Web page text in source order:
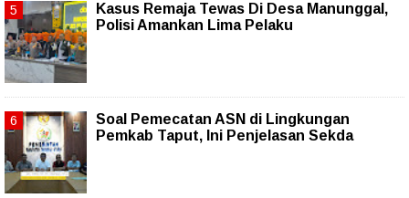
Kasus Remaja Tewas Di Desa Manunggal,
Polisi Amankan Lima Pelaku
Soal Pemecatan ASN di Lingkungan
Pemkab Taput, Ini Penjelasan Sekda